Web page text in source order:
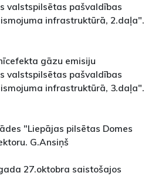
valstspilsētas pašvaldības
infrastruktūrā, 2.daļa".
gāzu emisiju
valstspilsētas pašvaldības
infrastruktūrā, 3.daļa".
"Liepājas pilsētas Domes
G.Ansiņš
27.oktobra saistošajos